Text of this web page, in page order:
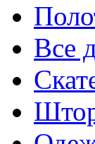
Все